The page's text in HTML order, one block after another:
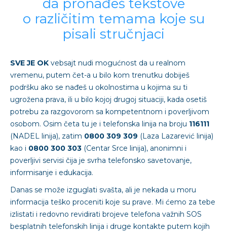
da pronađeš tekstove
o različitim temama koje su
pisali stručnjaci
SVE JE OK vebsajt nudi mogućnost da u realnom
vremenu, putem čet-a u bilo kom trenutku dobiješ
podršku ako se nađeš u okolnostima u kojima su ti
ugrožena prava, ili u bilo kojoj drugoj situaciji, kada osetiš
potrebu za razgovorom sa kompetentnom i poverljivom
osobom. Osim četa tu je i telefonska linija na broju 116111
(NADEL linija), zatim 0800 309 309 (Laza Lazarević linija)
kao i 0800 300 303 (Centar Srce linija), anonimni i
poverljivi servisi čija je svrha telefonsko savetovanje,
informisanje i edukacija.
Danas se može izguglati svašta, ali je nekada u moru
informacija teško proceniti koje su prave. Mi ćemo za tebe
izlistati i redovno revidirati brojeve telefona važnih SOS
besplatnih telefonskih linija i druge kontakte putem kojih